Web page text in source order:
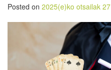
Posted on 2025(e)ko otsailak 27